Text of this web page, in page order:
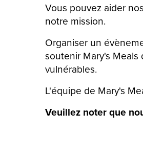
Vous pouvez aider
notre mission.
Organiser un
soutenir Mary's
vulnérables.
L'équipe de Mary's
Veuillez noter que